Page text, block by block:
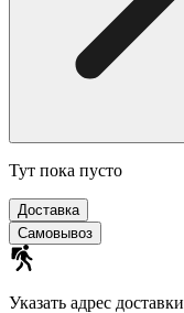
Тут пока пусто
Доставка
Самовывоз
Указать адрес доставки